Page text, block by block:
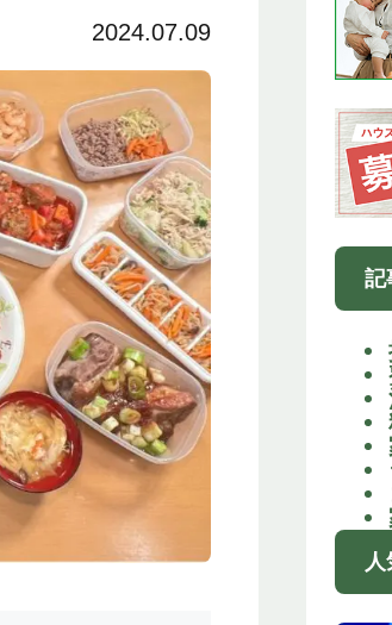
2024.07.09
記